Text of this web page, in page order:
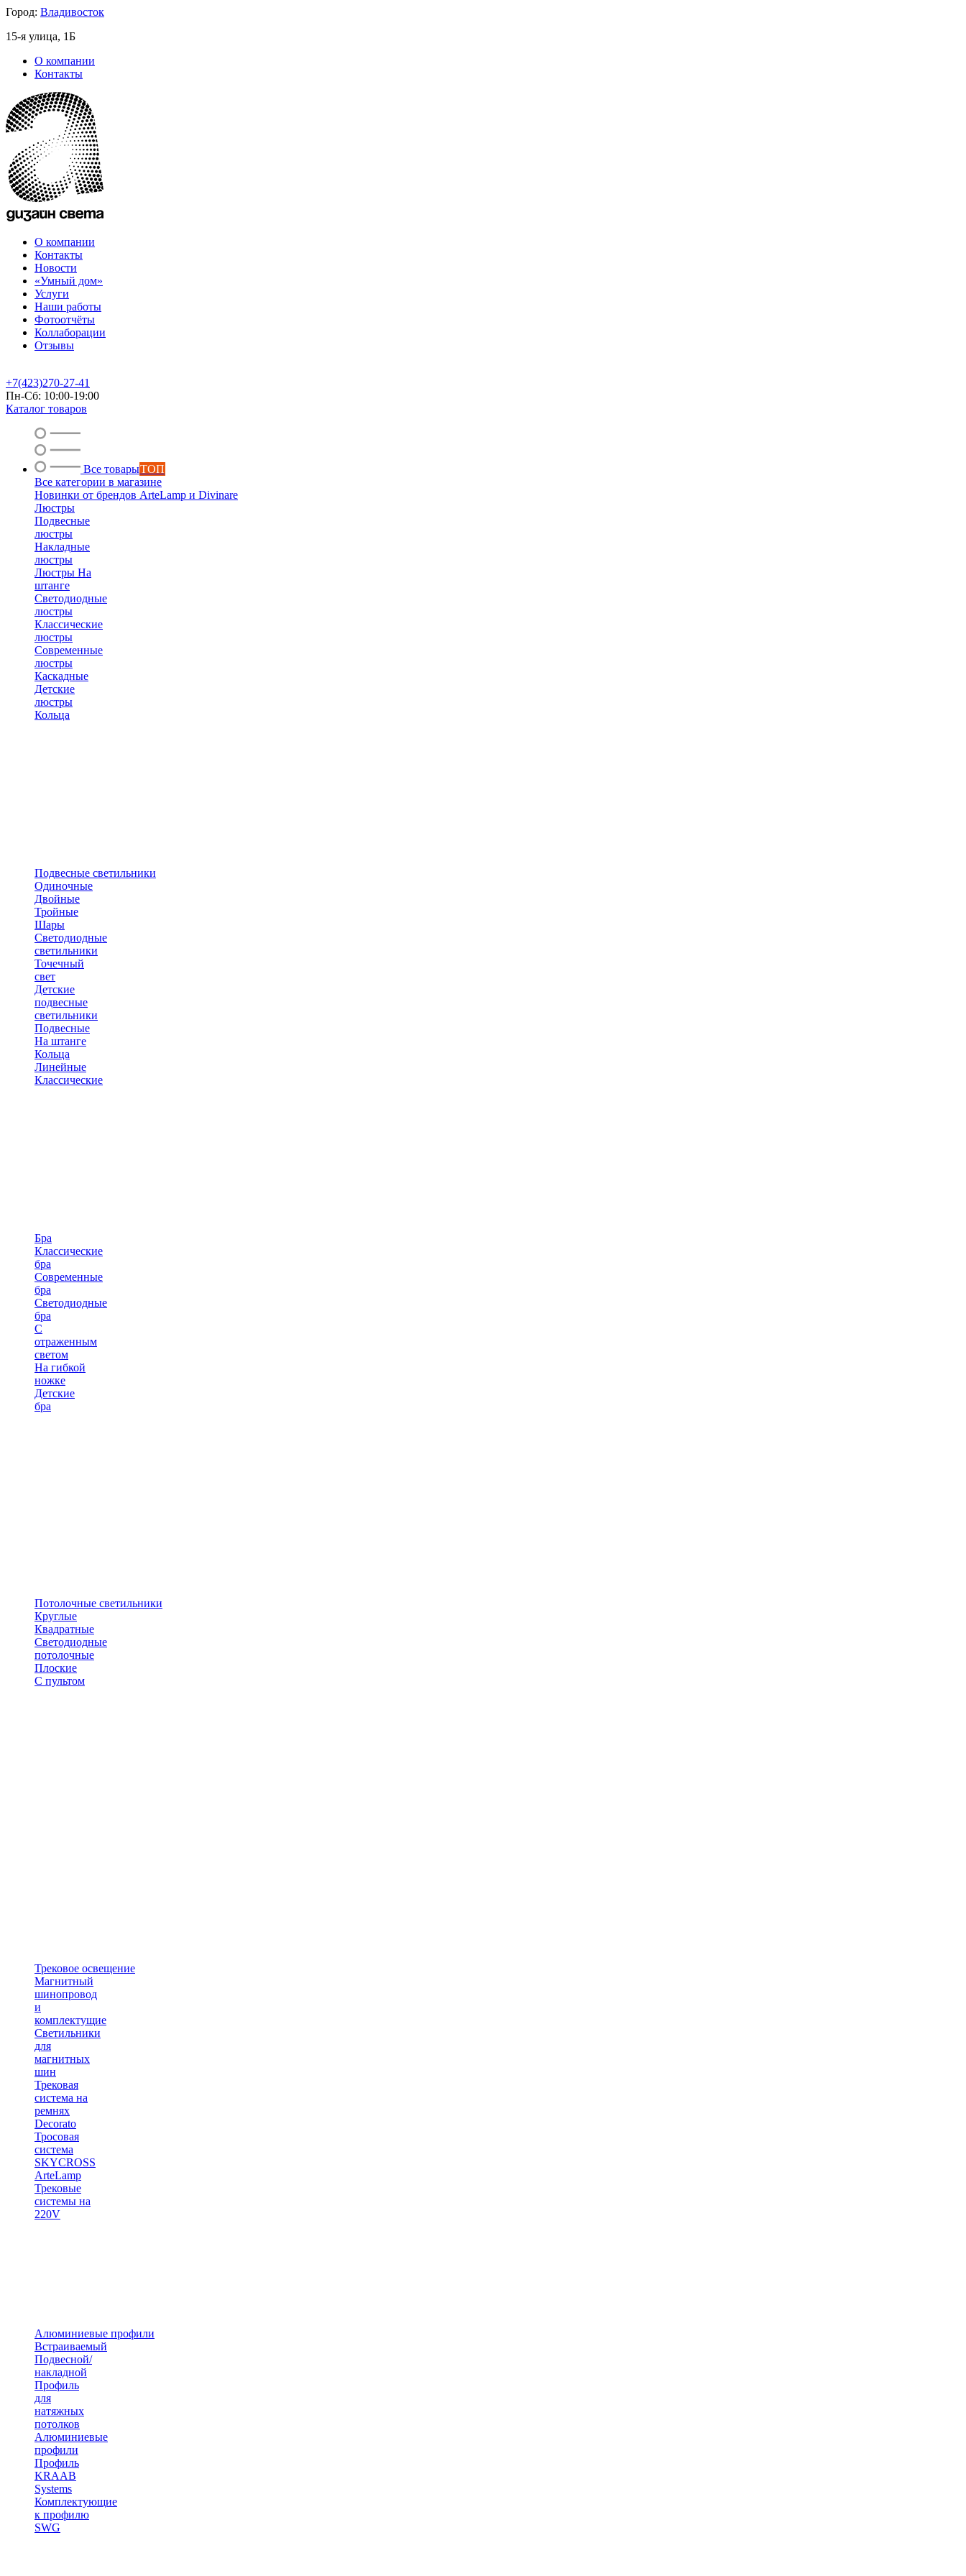
Город: Владивосток
15-я улица, 1Б
О компании
Контакты
О компании
Контакты
Новости
«Умный дом»
Услуги
Наши работы
Фотоотчёты
Коллаборации
Отзывы
+7(423)270-27-41
Пн-Сб: 10:00-19:00
Каталог товаров
Все товарыТОП
Все категории в магазине
Новинки от брендов ArteLamp и Divinare
Люстры
Подвесные
люстры
Накладные
люстры
Люстры На
штанге
Светодиодные
люстры
Классические
люстры
Современные
люстры
Каскадные
Детские
люстры
Кольца
Подвесные светильники
Одиночные
Двойные
Тройные
Шары
Светодиодные
светильники
Точечный
свет
Детские
подвесные
светильники
Подвесные
На штанге
Кольца
Линейные
Классические
Бра
Классические
бра
Современные
бра
Светодиодные
бра
С
отраженным
светом
На гибкой
ножке
Детские
бра
Потолочные светильники
Круглые
Квадратные
Светодиодные
потолочные
Плоские
С пультом
Трековое освещение
Магнитный
шинопровод
и
комплектущие
Светильники
для
магнитных
шин
Трековая
система на
ремнях
Decorato
Тросовая
система
SKYCROSS
ArteLamp
Трековые
системы на
220V
Алюминиевые профили
Встраиваемый
Подвесной/
накладной
Профиль
для
натяжных
потолков
Алюминиевые
профили
Профиль
KRAAB
Systems
Комплектующие
к профилю
SWG